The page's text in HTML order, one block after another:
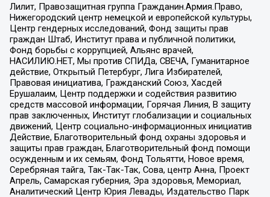
Лилит, Правозащитная группа Гражданин.Армия.Право,
Нижегородский центр немецкой и европейской культуры,
Центр гендерных исследований, Фонд защиты прав
граждан Штаб, Институт права и публичной политики,
Фонд борьбы с коррупцией, Альянс врачей,
НАСИЛИЮ.НЕТ, Мы против СПИДа, СВЕЧА, Гуманитарное
действие, Открытый Петербург, Лига Избирателей,
Правовая инициатива, Гражданский Союз, Хасдей
Ерушалаим, Центр поддержки и содействия развитию
средств массовой информации, Горячая Линия, В защиту
прав заключенных, Институт глобализации и социальных
движений, Центр социально-информационных инициатив
Действие, Благотворительный фонд охраны здоровья и
защиты прав граждан, Благотворительный фонд помощи
осужденным и их семьям, Фонд Тольятти, Новое время,
Серебряная тайга, Так-Так-Так, Сова, центр Анна, Проект
Апрель, Самарская губерния, Эра здоровья, Мемориал,
Аналитический Центр Юрия Левады, Издательство Парк